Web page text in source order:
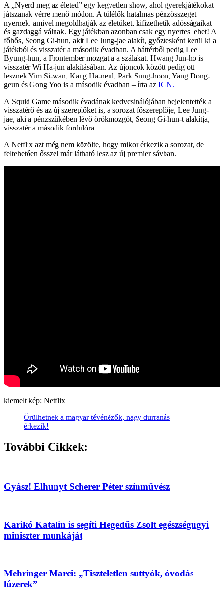
A „Nyerd meg az életed” egy kegyetlen show, ahol gyerekjátékokat
játszanak vérre menő módon. A túlélők hatalmas pénzösszeget
nyernek, amivel megoldhatják az életüket, kifizethetik adósságaikat
és gazdaggá válnak. Egy játékban azonban csak egy nyertes lehet! A
főhős, Seong Gi-hun, akit Lee Jung-jae alakít, győztesként kerül ki a
játékból és visszatér a második évadban. A háttérből pedig Lee
Byung-hun, a Frontember mozgatja a szálakat. Hwang Jun-ho is
visszatér Wi Ha-jun alakításában. Az újoncok között pedig ott
lesznek Yim Si-wan, Kang Ha-neul, Park Sung-hoon, Yang Dong-
geun és Gong Yoo is a második évadban – írta az IGN.
A Squid Game második évadának kedvcsinálójában bejelentették a
visszatérő és az új szereplőket is, a sorozat főszereplője, Lee Jung-
jae, aki a pénzszűkében lévő örökmozgót, Seong Gi-hun-t alakítja,
visszatér a második fordulóra.
A Netflix azt még nem közölte, hogy mikor érkezik a sorozat, de
feltehetően ősszel már látható lesz az új premier sávban.
kiemelt kép: Netflix
Örülhetnek a magyar tévénézők, nagy durranás
érkezik!
További Cikkek:
Gyász! Elhunyt Scherer Péter színművész
Karikó Katalin is segíti Hegedűs Zsolt egészségügyi
miniszter munkáját
Mehringer Marci: „Tiszteletlen suttyók, óvodás
lúzerek”